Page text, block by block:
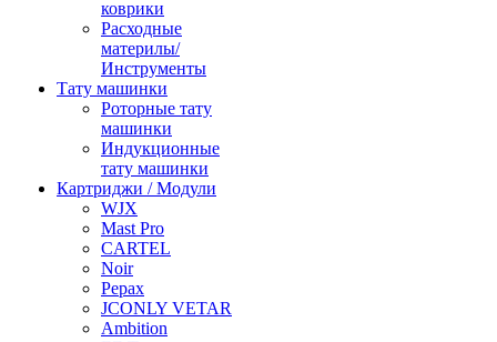
коврики
Расходные
материлы/
Инструменты
Тату машинки
Роторные тату
машинки
Индукционные
тату машинки
Картриджи / Модули
WJX
Mast Pro
CARTEL
Noir
Pepax
JCONLY VETAR
Ambition